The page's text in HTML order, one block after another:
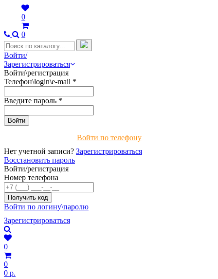
0
0
Войти/
Зарегистрироваться
Войти\регистрация
Телефон\login\e-mail *
Введите пароль *
Войти по телефону
Нет учетной записи? Зарегистрироваться
Восстановить пароль
Войти/регистрация
Номер телефона
Войти по логину\паролю
Зарегистрироваться
0
0
0 р.